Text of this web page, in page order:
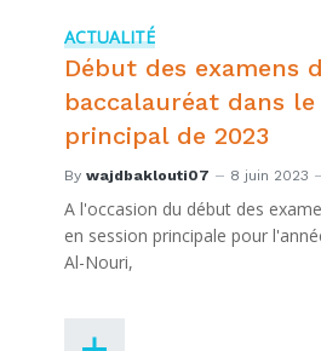
ACTUALITÉ
Début des examens
baccalauréat dans
principal de 2023
By wajdbaklouti07 8 juin 2023
A l'occasion du début des
en session principale pour
Al-Nouri,